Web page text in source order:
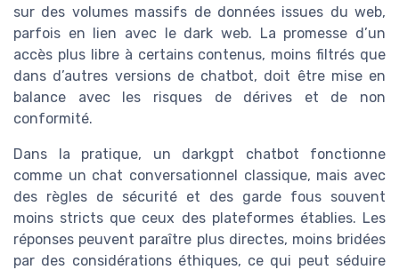
sur des volumes massifs de données issues du web,
parfois en lien avec le dark web. La promesse d’un
accès plus libre à certains contenus, moins filtrés que
dans d’autres versions de chatbot, doit être mise en
balance avec les risques de dérives et de non
conformité.
Dans la pratique, un darkgpt chatbot fonctionne
comme un chat conversationnel classique, mais avec
des règles de sécurité et des garde fous souvent
moins stricts que ceux des plateformes établies. Les
réponses peuvent paraître plus directes, moins bridées
par des considérations éthiques, ce qui peut séduire